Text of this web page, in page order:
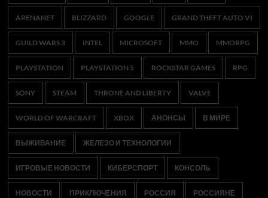
ARENANET BLIZZARD GOOGLE GRAND THEFT AUTO VI
GUILD WARS 3 INTEL MICROSOFT MMO MMORPG
PLAYSTATION PLAYSTATION 5 ROCKSTAR GAMES RPG
SONY STEAM THRONE AND LIBERTY VALVE
WORLD OF WARCRAFT XBOX АНОНСЫ В МИРЕ
ВЫЖИВАНИЕ ЖЕЛЕЗО И ТЕХНОЛОГИИ
ИГРОВЫЕ НОВОСТИ КИБЕРСПОРТ КОНСОЛЬ
НОВОСТИ ПРИКЛЮЧЕНИЯ РОССИЯ РОССИЯНЕ